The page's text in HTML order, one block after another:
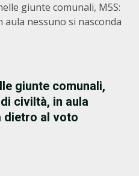
giunte comunali, M5S:
aula nessuno si nasconda
giunte comunali,
civiltà, in aula
dietro al voto